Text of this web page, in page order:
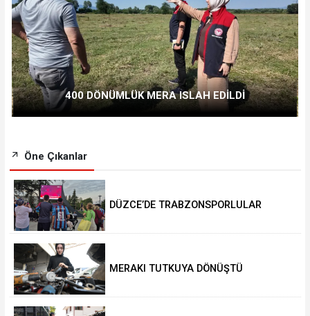
400 DÖNÜMLÜK MERA ISLAH EDİLDİ
Öne Çıkanlar
DÜZCE’DE TRABZONSPORLULAR
MERAKI TUTKUYA DÖNÜŞTÜ